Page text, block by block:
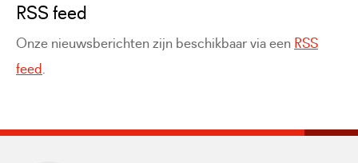
RSS feed
Onze nieuwsberichten zijn beschikbaar via een RSS
feed.